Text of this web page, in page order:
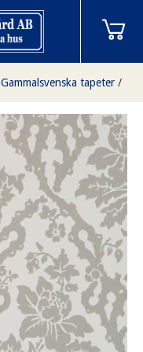
Gammalsvenska tapeter /